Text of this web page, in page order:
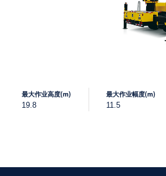
最大作业高度(m)
19.8
最大作业幅度(m)
11.5